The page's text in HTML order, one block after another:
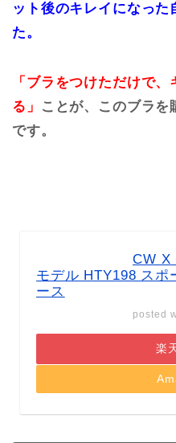
ット後のキレイになった
た。
「ブラをつけただけで
る」
ことが、このブラを
です。
CW X
モデル HTY198 スポ
ース
posted
楽